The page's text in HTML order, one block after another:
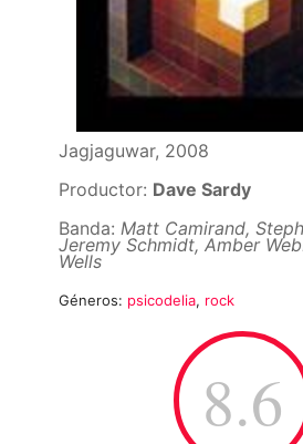
Jagjaguwar, 2008
Productor: Dave Sardy
Banda: Matt Camirand,
Jeremy Schmidt, Amber
Wells
Géneros: psicodelia, rock
8.6